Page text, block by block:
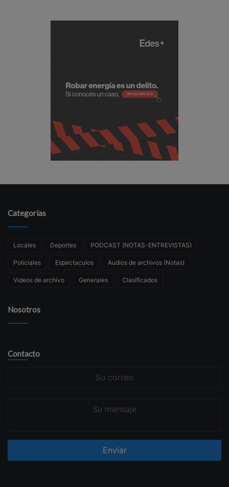
Categorías
Locales Deportes PODCAST (NOTAS-ENTREVISTAS)
Policiales Espectaculos Audios de archivos (Notas)
Videos de archivo Generales Clasificados
Nosotros
Contacto